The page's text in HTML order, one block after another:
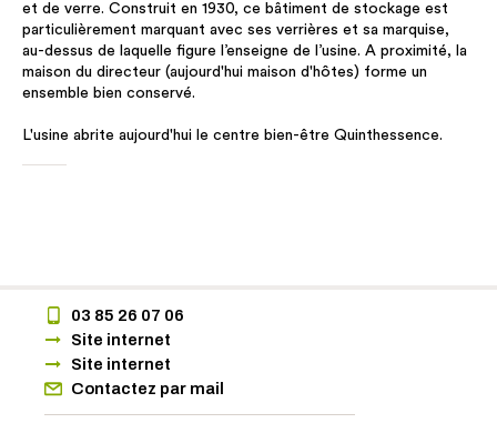
et de verre. Construit en 1930, ce bâtiment de stockage est
particulièrement marquant avec ses verrières et sa marquise,
au-dessus de laquelle figure l’enseigne de l’usine. A proximité, la
maison du directeur (aujourd'hui maison d'hôtes) forme un
ensemble bien conservé.
L'usine abrite aujourd'hui le centre bien-être Quinthessence.
03 85 26 07 06
Site internet
Site internet
Contactez par mail